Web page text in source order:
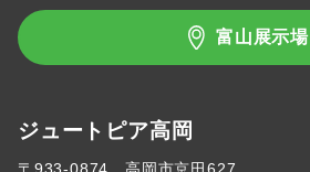
富山展示場
ジュートピア高岡